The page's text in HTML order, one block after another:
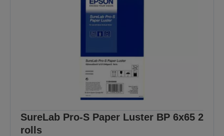
SureLab Pro-S Paper Luster BP 6x65 2
rolls